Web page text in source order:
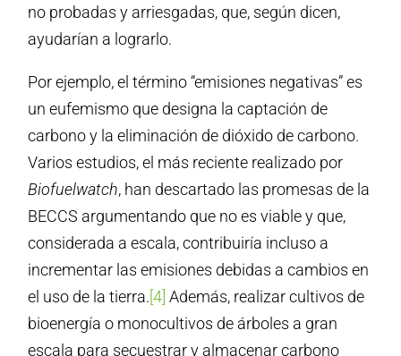
no probadas y arriesgadas, que, según dicen,
ayudarían a lograrlo.
Por ejemplo, el término “emisiones negativas” es
un eufemismo que designa la captación de
carbono y la eliminación de dióxido de carbono.
Varios estudios, el más reciente realizado por
Biofuelwatch, han descartado las promesas de la
BECCS argumentando que no es viable y que,
considerada a escala, contribuiría incluso a
incrementar las emisiones debidas a cambios en
el uso de la tierra.[4] Además, realizar cultivos de
bioenergía o monocultivos de árboles a gran
escala para secuestrar y almacenar carbono